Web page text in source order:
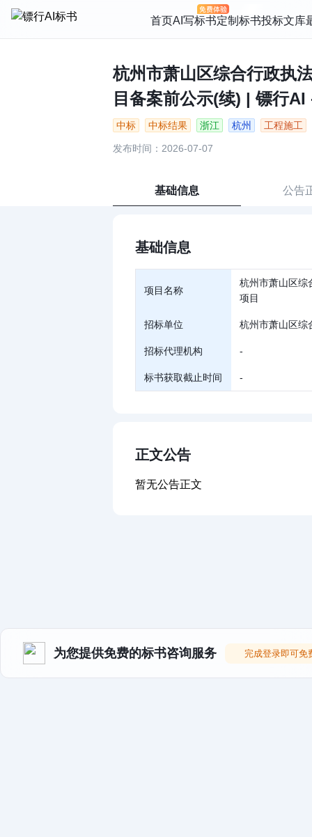
首页AI写标书定制标书投标文库
杭州市萧山区综合行政执
目备案前公示(续) | 镖行
中标 中标结果 浙江 杭州 工程施工
发布时间：2026-07-07
基础信息 公告
基础信息
项目名称
杭州市萧山区综
项目
招标单位 杭州市萧山区综
招标代理机构 -
标书获取截止时间 -
正文公告
暂无公告正文
为您提供免费的标书咨询服务 完成登录即可免